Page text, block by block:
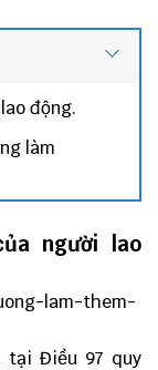
động.
làm
người lao
tại Điều 97 quy